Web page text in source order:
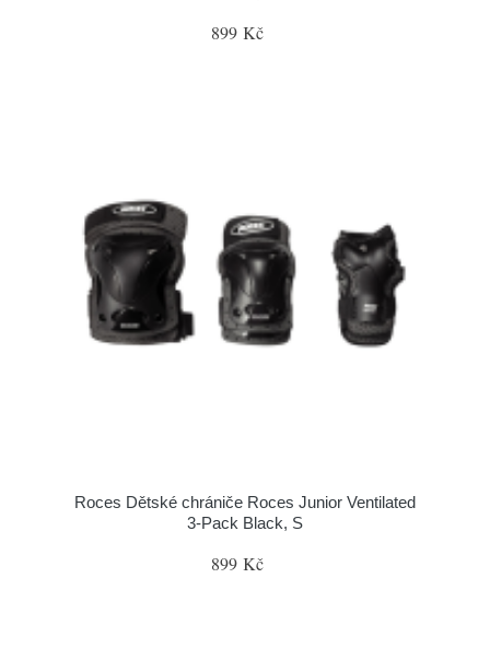
899 Kč
Roces Dětské chrániče Roces Junior Ventilated
3-Pack Black, S
899 Kč